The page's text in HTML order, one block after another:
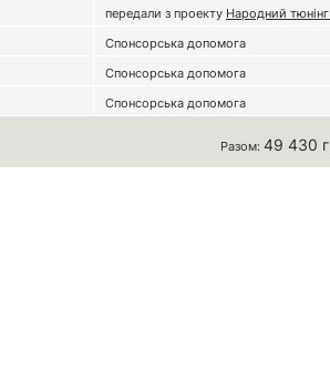
передали з проекту Народний
Спонсорська допомога
Спонсорська допомога
Спонсорська допомога
Разом: 49 430